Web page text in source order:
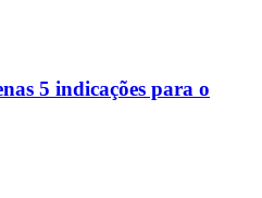
5 indicações para o